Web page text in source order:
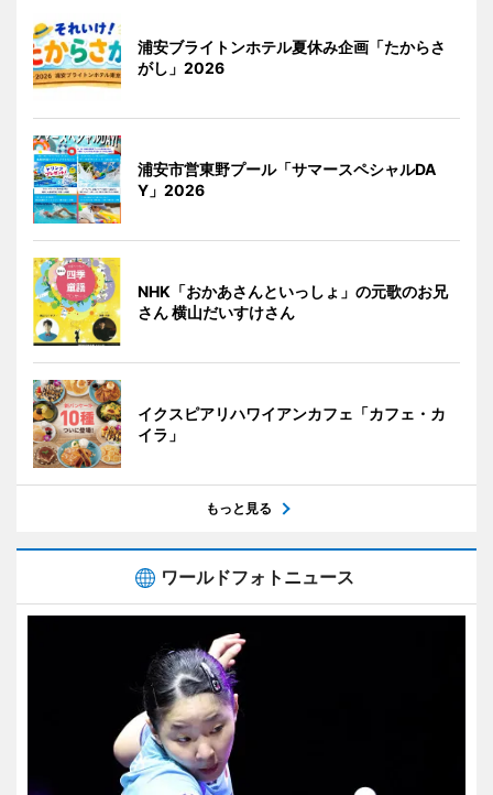
浦安ブライトンホテル夏休み企画「たからさ
がし」2026
浦安市営東野プール「サマースペシャルDA
Y」2026
NHK「おかあさんといっしょ」の元歌のお兄
さん 横山だいすけさん
イクスピアリハワイアンカフェ「カフェ・カ
イラ」
もっと見る
ワールドフォトニュース